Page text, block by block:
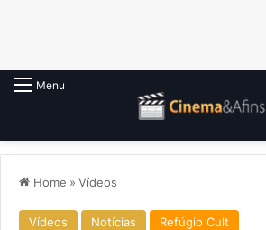
Menu
Home » Vídeos
Vídeos Notícias Refúgio Cult